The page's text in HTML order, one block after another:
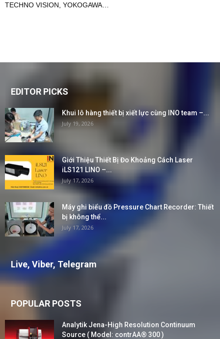
TECHNO VISION YOKOGAWA
EDITOR PICKS
Khui lô hàng thiết bị xiết lực cùng INO team –...
July 19, 2026
Giới Thiệu Thiết Bị Đo Khoảng Cách Laser
iLS121 LINO –...
July 17, 2026
Máy ghi biểu đồ Pressure Chart Recorder: Thiết
bị không thể...
July 17, 2026
Live, Viber, Telegram
POPULAR POSTS
Analytik Jena-High Resolution Continuum
Source ( Model: contrAA® 300 )